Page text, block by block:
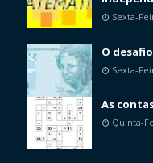
Sexta-
O
Sexta-
As
Quinta-